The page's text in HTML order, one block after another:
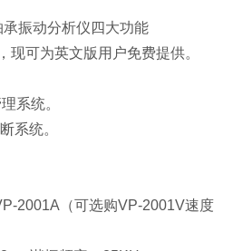
振动分析仪四大功能
现可为英文版用户免费提供。
系统。
系统。
2001A（可选购VP-2001V速度